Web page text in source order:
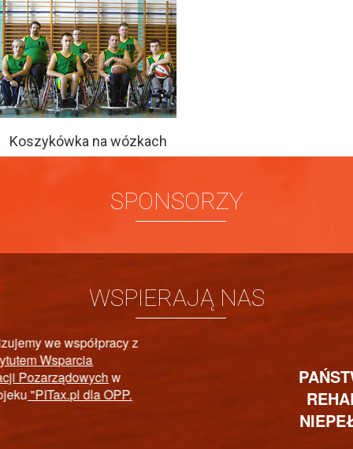
Koszykówka na wózkach
SPONSORZY
WSPIERAJĄ NAS
PAŃSTWOWY FUNDUSZ
REHABILITACJI OSÓB
NIEPEŁNOSPRAWNYCH